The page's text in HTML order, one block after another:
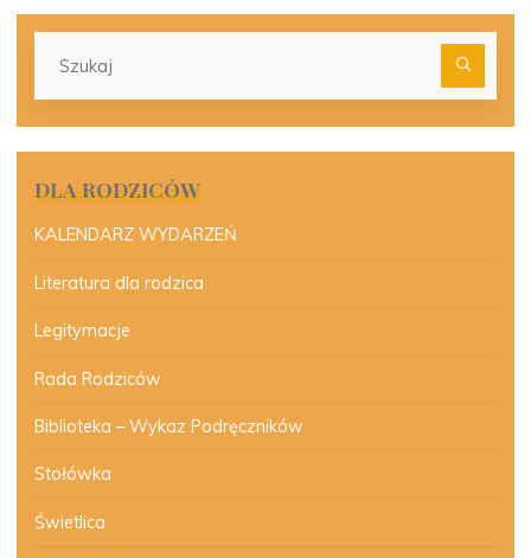
DLA RODZICÓW
KALENDARZ WYDARZEŃ
Literatura dla rodzica
Legitymacje
Rada Rodziców
Biblioteka – Wykaz Podręczników
Stołówka
Świetlica